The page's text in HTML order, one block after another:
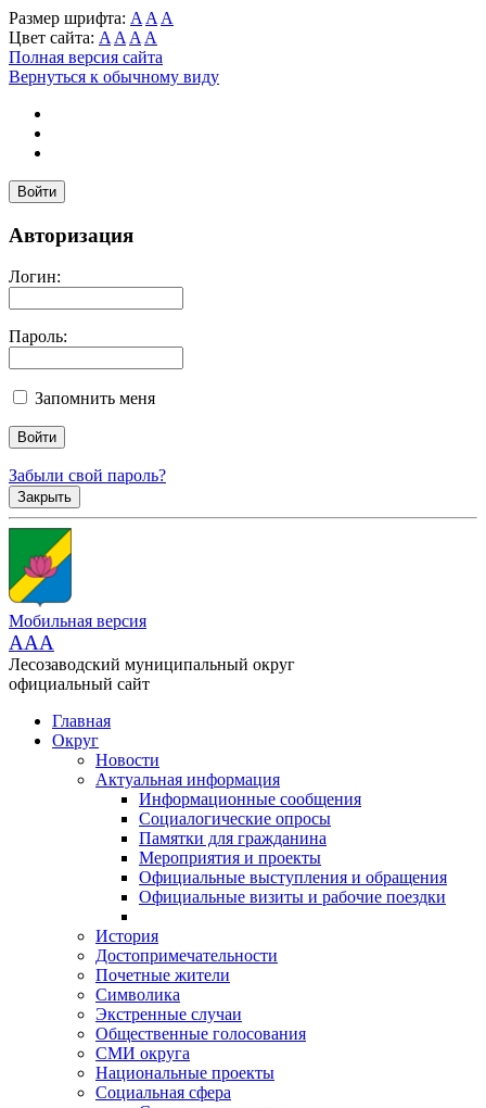
Размер шрифта: A A A
Цвет сайта: A A A A
Полная версия сайта
Вернуться к обычному виду
Войти
Авторизация
Логин:
Пароль:
Запомнить меня
Забыли свой пароль?
Закрыть
Мобильная версия
AAA
Лесозаводский муниципальный округ
официальный сайт
Главная
Округ
Новости
Актуальная информация
Информационные сообщения
Социалогические опросы
Памятки для гражданина
Мероприятия и проекты
Официальные выступления и обращения
Официальные визиты и рабочие поездки
История
Достопримечательности
Почетные жители
Символика
Экстренные случаи
Общественные голосования
СМИ округа
Национальные проекты
Социальная сфера